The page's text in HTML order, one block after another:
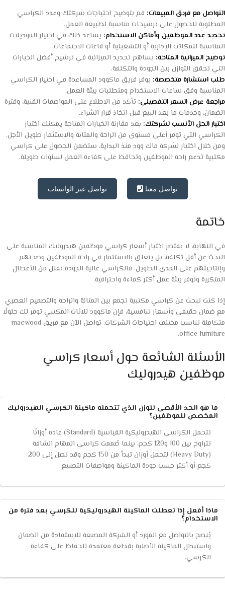
التواصل مع فريق المبيعات: قم بتوضيح احتياجات شركتك وعدد الكراسي
المطلوبة للحصول على ترشيحات مناسبة لطبيعة العمل.
تحديد عدد الموظفين وأماكن الاستخدام: يساعد ذلك في اختيار الموديلات
المناسبة للمكاتب الإدارية أو التشغيلية أو قاعات الاجتماعات.
توضيح الميزانية المتاحة: يساهم تحديد الميزانية في ترشيح أفضل الخيارات
التي تحقق التوازن بين الجودة والتكلفة.
طلب استشارة متخصصة: يوفر فريق ماكوود المساعدة في اختيار الكراسي
المناسبة وفق ساعات الاستخدام ومتطلبات بيئة العمل.
مراجعة عرض السعر التفصيلي: تأكد من الاطلاع على المواصفات الفنية، وفترة
الضمان، وخدمات ما بعد البيع قبل اتخاذ قرار الشراء.
اختيار الحل الأنسب لشركتك: بعد مقارنة الخيارات المتاحة يمكنك اختيار
الكراسي التي توفر أعلى مستوى من الراحة والمتانة والاستثمار طويل الأجل.
ومن خلال اختيار لشركة ماك وود منذ البداية، ستضمن الحصول على كراسي
مكتبية تدعم راحة الموظفين وتحافظ على كفاءة العمل لسنوات طويلة.
تواصل معنا تواصل عبر الواتساب
خاتمة
في النهاية، لا يقتصر اختيار أسعار كراسي موظفين هيدروليك المناسبة على
البحث عن أقل تكلفة، بل يتعلق بالاستثمار في راحة الموظفين وصحتهم
وإنتاجيتهم على المدى الطويل. فالكراسي عالية الجودة تقلل من الأعطال
المتكررة وتوفر بيئة عمل أكثر كفاءة واحترافية.
إذا كنت تبحث عن كراسي مكتبية تجمع بين المتانة والراحة والتصميم العصري
مع ضمان حقيقي وأسعار تنافسية، فإن ماكوود للاثاث المكتبي توفر لك حلولًا
متكاملة تناسب مختلف احتياجات الشركات. تواصل الآن مع فريق macwood
office furniture.
الأسئلة الشائعة حول أسعار كراسي
موظفين هيدروليك
ما هو الحد الأقصى للوزن الذي تتحمله ماكينة الكرسي الهيدروليك
المخصص للموظفين؟
تتحمل الكراسي الهيدروليكية القياسية (Standard) عادة أوزانًا
تتراوح بين 100 و120 كجم، بينما صُممت كراسي المهام الشاقة
(Heavy Duty) لتحمل أوزان تبدأ من 150 كجم وقد تصل إلى 200
كجم أو أكثر حسب جودة الماكينة ومواصفات التصنيع.
ماذا أفعل إذا تعطلت الماكينة الهيدروليكية للكرسي بعد فترة من
الاستخدام؟
يُنصح بالتواصل مع المورد أو الشركة المصنعة للاستفادة من الضمان
واستبدال الماكينة الأصلية بقطعة معتمدة للحفاظ على كفاءة
الكرسي.